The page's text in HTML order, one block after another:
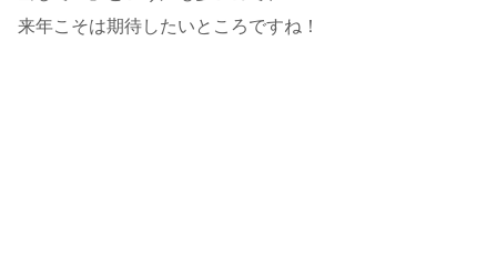
来年こそは期待したいところですね！